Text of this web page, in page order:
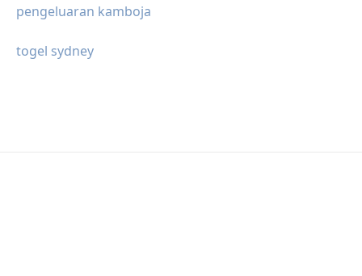
pengeluaran kamboja
togel sydney